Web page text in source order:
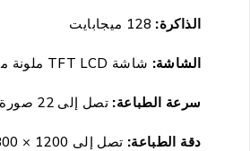
الذاكرة:
الشاشة: شاشة TFT LCD ملونة مقاس 2.7 بوصة تعمل باللمس
سرعة الطباعة: تصل إلى 22 صورة في الدقيقة (أحادية) ، 20 صورة في الدقيقة (ملونة)
دقة الطباعة: تصل إلى 1200 × 4800 نقطة في البوصة